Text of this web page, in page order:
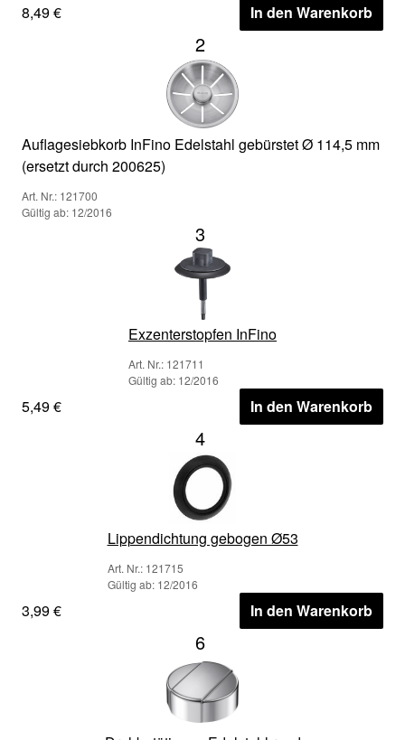
8,49 € In den Warenkorb
2
Auflagesiebkorb InFino Edelstahl gebürstet Ø 114,5 mm
(ersetzt durch 200625)
Art. Nr.: 121700
Gültig ab: 12/2016
3
Exzenterstopfen InFino
Art. Nr.: 121711
Gültig ab: 12/2016
5,49 € In den Warenkorb
4
Lippendichtung gebogen Ø53
Art. Nr.: 121715
Gültig ab: 12/2016
3,99 € In den Warenkorb
6